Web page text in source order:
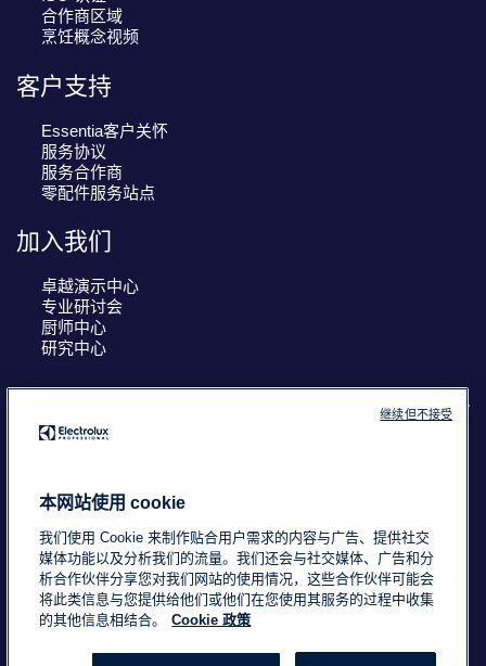
合作商区域
烹饪概念视频
客户支持
Essentia客户关怀
服务协议
服务合作商
零配件服务站点
加入我们
卓越演示中心
专业研讨会
厨师中心
研究中心
您的选择： 中国
浙ICP备18015725号-2
Data Privacy Statement
Cookie Policy
条款与条件
本网站使用 cookie
我们使用 Cookie 来制作贴合用户需求的内容与广告、提供社交
媒体功能以及分析我们的流量。我们还会与社交媒体、广告和分
析合作伙伴分享您对我们网站的使用情况，这些合作伙伴可能会
将此类信息与您提供给他们或他们在您使用其服务的过程中收集
的其他信息相结合。
Cookie 政策
继续但不接受